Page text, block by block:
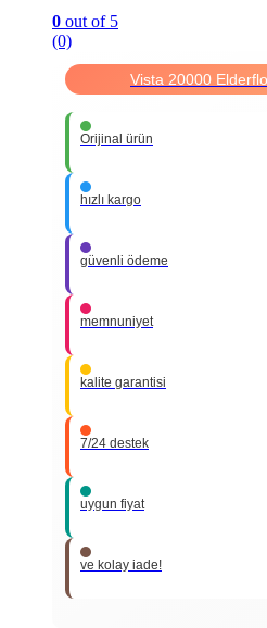
0 out of 5
(0)
Vista 20000
Orijinal ürün
hızlı kargo
güvenli ödeme
memnuniyet
kalite garantisi
7/24 destek
uygun fiyat
ve kolay iade!